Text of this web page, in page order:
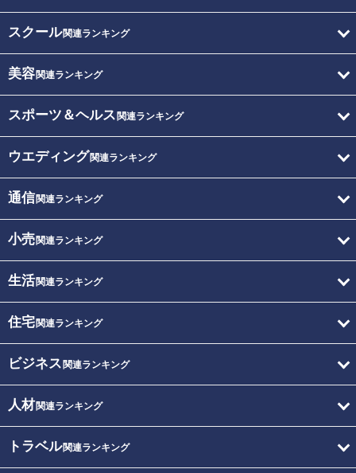
スクール関連ランキング
美容関連ランキング
スポーツ＆ヘルス 関連ランキング
ウエディング関連ランキング
通信関連ランキング
小売関連ランキング
生活関連ランキング
住宅関連ランキング
ビジネス 関連ランキング
人材関連ランキング
トラベル関連ランキング